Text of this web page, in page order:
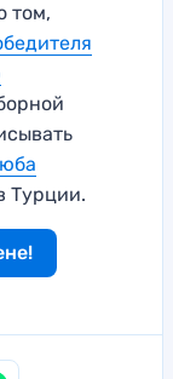
том,
Турции.